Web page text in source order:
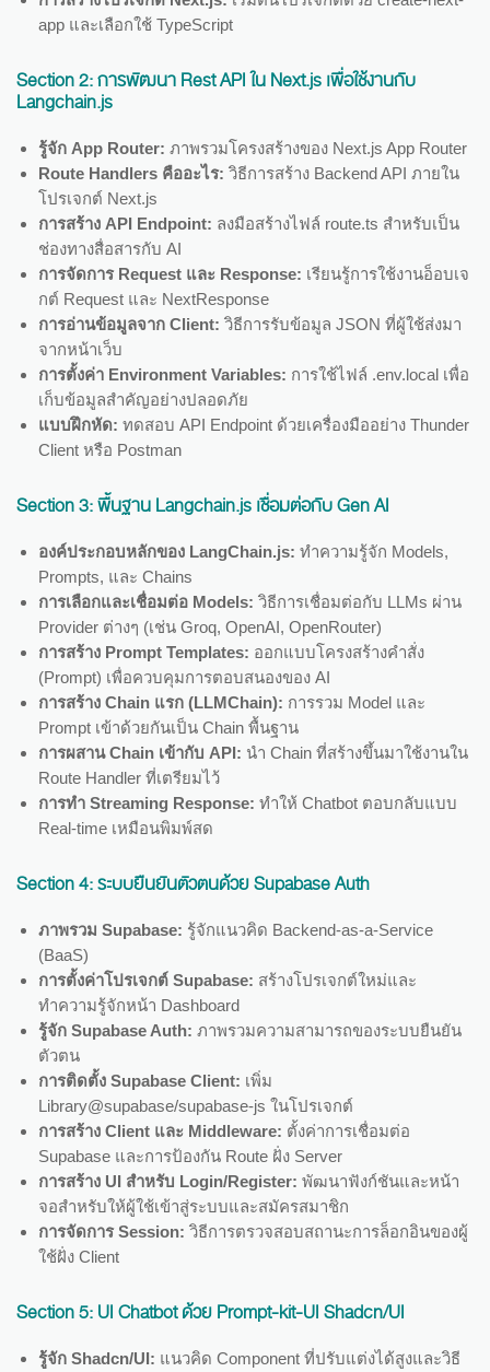
app และเลือกใช้ TypeScript
Section 2:การพัฒนา Rest API ใน Next.js เพื่อใช้งานกับ
Langchain.js
รู้จัก App Router: ภาพรวมโครงสร้างของ Next.js App Router
Route Handlers คืออะไร: วิธีการสร้าง Backend API ภายใน
โปรเจกต์ Next.js
การสร้าง API Endpoint: ลงมือสร้างไฟล์ route.ts สำหรับเป็น
ช่องทางสื่อสารกับ AI
การจัดการ Request และ Response: เรียนรู้การใช้งานอ็อบเจ
กต์ Request และ NextResponse
การอ่านข้อมูลจาก Client: วิธีการรับข้อมูล JSON ที่ผู้ใช้ส่งมา
จากหน้าเว็บ
การตั้งค่า Environment Variables: การใช้ไฟล์ .env.local เพื่อ
เก็บข้อมูลสำคัญอย่างปลอดภัย
แบบฝึกหัด: ทดสอบ API Endpoint ด้วยเครื่องมืออย่าง Thunder
Client หรือ Postman
Section 3:พื้นฐาน Langchain.js เชื่อมต่อกับ Gen AI
องค์ประกอบหลักของ LangChain.js: ทำความรู้จัก Models,
Prompts, และ Chains
การเลือกและเชื่อมต่อ Models: วิธีการเชื่อมต่อกับ LLMs ผ่าน
Provider ต่างๆ (เช่น Groq, OpenAI, OpenRouter)
การสร้าง Prompt Templates: ออกแบบโครงสร้างคำสั่ง
(Prompt) เพื่อควบคุมการตอบสนองของ AI
การสร้าง Chain แรก (LLMChain): การรวม Model และ
Prompt เข้าด้วยกันเป็น Chain พื้นฐาน
การผสาน Chain เข้ากับ API: นำ Chain ที่สร้างขึ้นมาใช้งานใน
Route Handler ที่เตรียมไว้
การทำ Streaming Response: ทำให้ Chatbot ตอบกลับแบบ
Real-time เหมือนพิมพ์สด
Section 4:ระบบยืนยันตัวตนด้วย Supabase Auth
ภาพรวม Supabase: รู้จักแนวคิด Backend-as-a-Service
(BaaS)
การตั้งค่าโปรเจกต์ Supabase: สร้างโปรเจกต์ใหม่และ
ทำความรู้จักหน้า Dashboard
รู้จัก Supabase Auth: ภาพรวมความสามารถของระบบยืนยัน
ตัวตน
การติดตั้ง Supabase Client: เพิ่ม
Library@supabase/supabase-js ในโปรเจกต์
การสร้าง Client และ Middleware: ตั้งค่าการเชื่อมต่อ
Supabase และการป้องกัน Route ฝั่ง Server
การสร้าง UI สำหรับ Login/Register: พัฒนาฟังก์ชันและหน้า
จอสำหรับให้ผู้ใช้เข้าสู่ระบบและสมัครสมาชิก
การจัดการ Session: วิธีการตรวจสอบสถานะการล็อกอินของผู้
ใช้ฝั่ง Client
Section 5: UI Chatbot ด้วย Prompt-kit-UI Shadcn/UI
รู้จัก Shadcn/UI: แนวคิด Component ที่ปรับแต่งได้สูงและวิธี